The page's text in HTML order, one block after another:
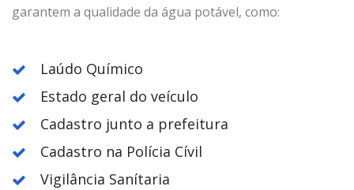
garantem a qualidade da água potável, como:
Laúdo Químico
Estado geral do veículo
Cadastro junto a prefeitura
Cadastro na Polícia Cívil
Vigilância Sanítaria